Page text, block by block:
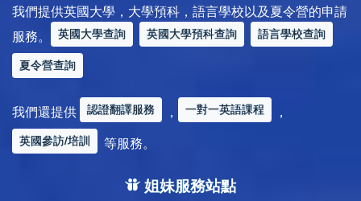
我們提供英國大學，大學預科，語言學校以及夏令營的申請
服務。
英國大學查詢 英國大學預科查詢 語言學校查詢
夏令營查詢
我們還提供 認證翻譯服務 ， 一對一英語課程 ，
英國參訪/培訓 等服務。
姐妹服務站點